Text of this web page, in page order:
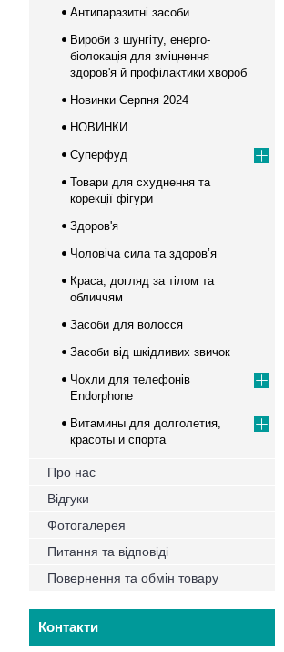
Антипаразитні засоби
Вироби з шунгіту, енерго-
біолокація для зміцнення
здоров'я й профілактики хвороб
Новинки Серпня 2024
НОВИНКИ
Суперфуд
Товари для схуднення та
корекції фігури
Здоров'я
Чоловіча сила та здоров’я
Краса, догляд за тілом та
обличчям
Засоби для волосся
Засоби від шкідливих звичок
Чохли для телефонів
Endorphone
Витамины для долголетия,
красоты и спорта
Про нас
Відгуки
Фотогалерея
Питання та відповіді
Повернення та обмін товару
Контакти